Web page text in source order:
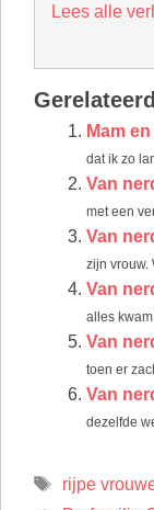
Lees alle
Mam
dat ik zo
Van
met een
Van
zijn vrouw.
Van
alles kwam
Van
toen er
Van
dezelfde
Tags
rijpe